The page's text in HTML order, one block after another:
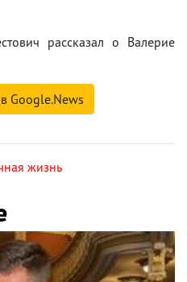
рассказал о Валерие
Google.News
жизнь